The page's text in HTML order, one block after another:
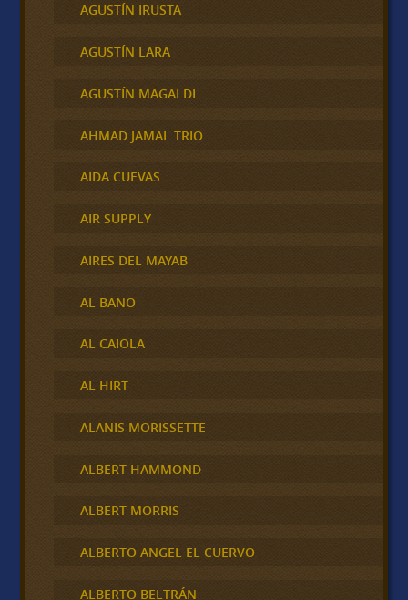
AGUSTÍN IRUSTA
AGUSTÍN LARA
AGUSTÍN MAGALDI
AHMAD JAMAL TRIO
AIDA CUEVAS
AIR SUPPLY
AIRES DEL MAYAB
AL BANO
AL CAIOLA
AL HIRT
ALANIS MORISSETTE
ALBERT HAMMOND
ALBERT MORRIS
ALBERTO ANGEL EL CUERVO
ALBERTO BELTRÁN